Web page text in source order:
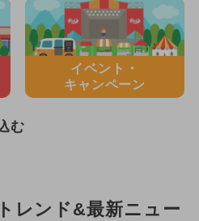
イベント・
キャンペーン
む
レンド&最新ニュー